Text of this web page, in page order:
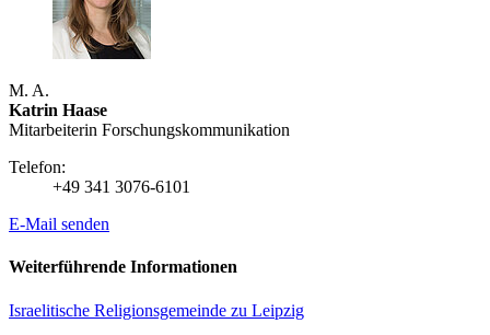
M. A.
Katrin Haase
Mitarbeiterin Forschungs­kommunikation
Telefon:
+49 341 3076-6101
E-Mail senden
Weiterführende Informationen
Israelitische Religionsgemeinde zu Leipzig